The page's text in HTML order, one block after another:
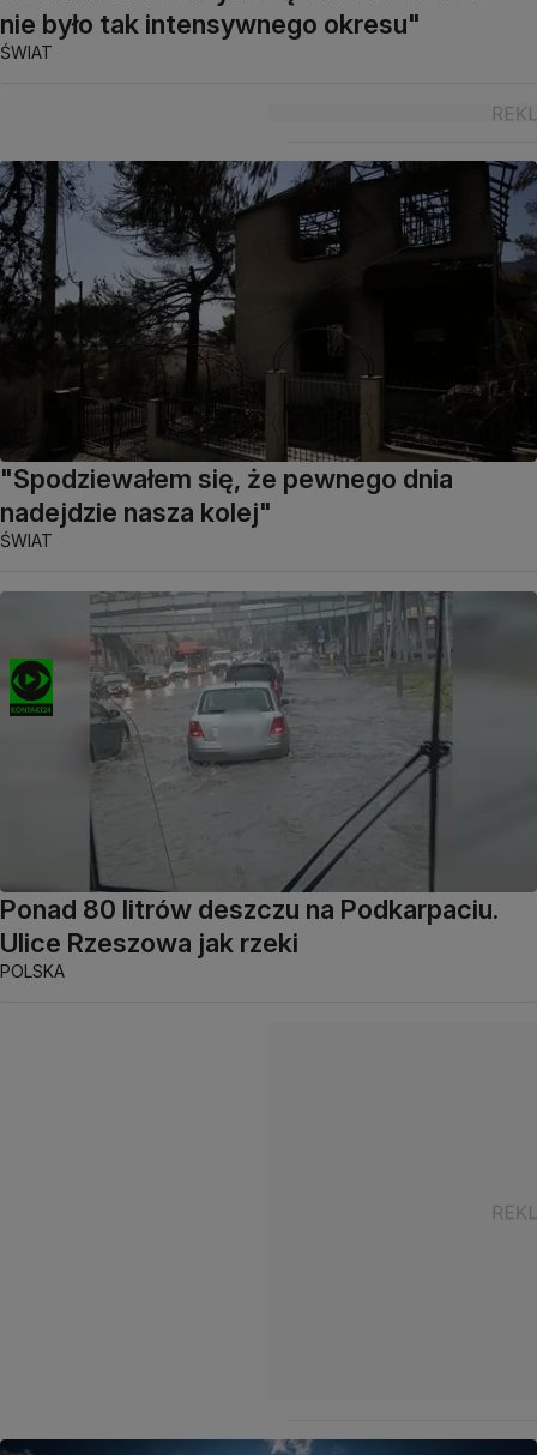
nie było tak intensywnego okresu"
ŚWIAT
"Spodziewałem się, że pewnego dnia
nadejdzie nasza kolej"
ŚWIAT
Ponad 80 litrów deszczu na Podkarpaciu.
Ulice Rzeszowa jak rzeki
POLSKA